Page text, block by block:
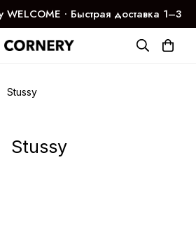
∙ Быстрая доставка 1–3
дня
Stussy
Stussy